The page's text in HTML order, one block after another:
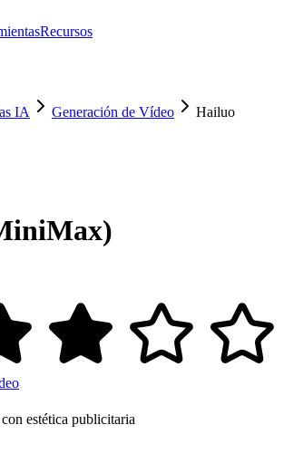
Recursos
IA Generación de Vídeo
Hailuo
estética publicitaria